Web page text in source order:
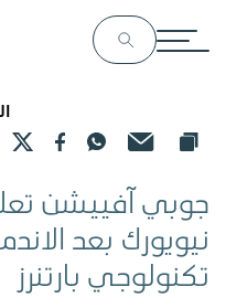
جوبي آفييشن
نيويورك بعد
تكنولوجي بارتنرز